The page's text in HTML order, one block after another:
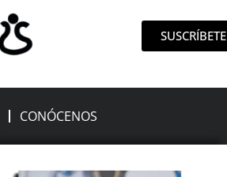
SUSCRÍBETE
CONÓCENOS